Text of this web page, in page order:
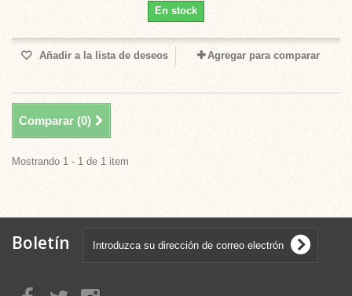
En stock
Añadir a la lista de deseos Agregar para comparar
Comparar (0)
Mostrando 1 - 1 de 1 item
Boletín